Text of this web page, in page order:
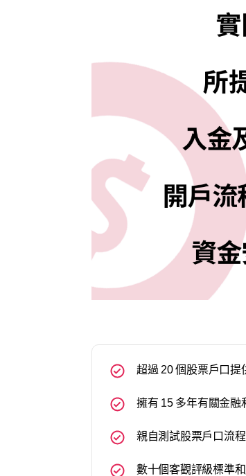
超過 20 個股票戶口提
擁有 15 多年有關金融
親自測試股票戶口流
數十個客觀評級標準